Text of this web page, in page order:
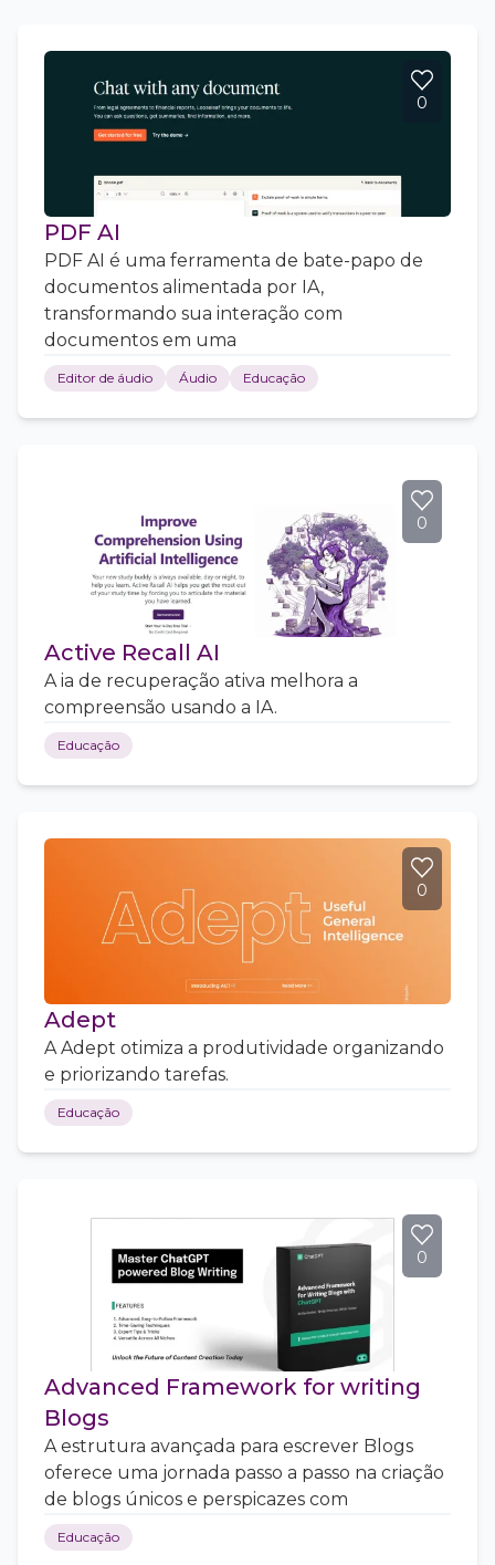
0
PDF AI
PDF AI é uma ferramenta de bate-papo de
documentos alimentada por IA,
transformando sua interação com
documentos em uma
Editor de áudio Áudio Educação
0
Active Recall AI
A ia de recuperação ativa melhora a
compreensão usando a IA.
Educação
0
Adept
A Adept otimiza a produtividade organizando
e priorizando tarefas.
Educação
0
Advanced Framework for writing
Blogs
A estrutura avançada para escrever Blogs
oferece uma jornada passo a passo na criação
de blogs únicos e perspicazes com
Educação